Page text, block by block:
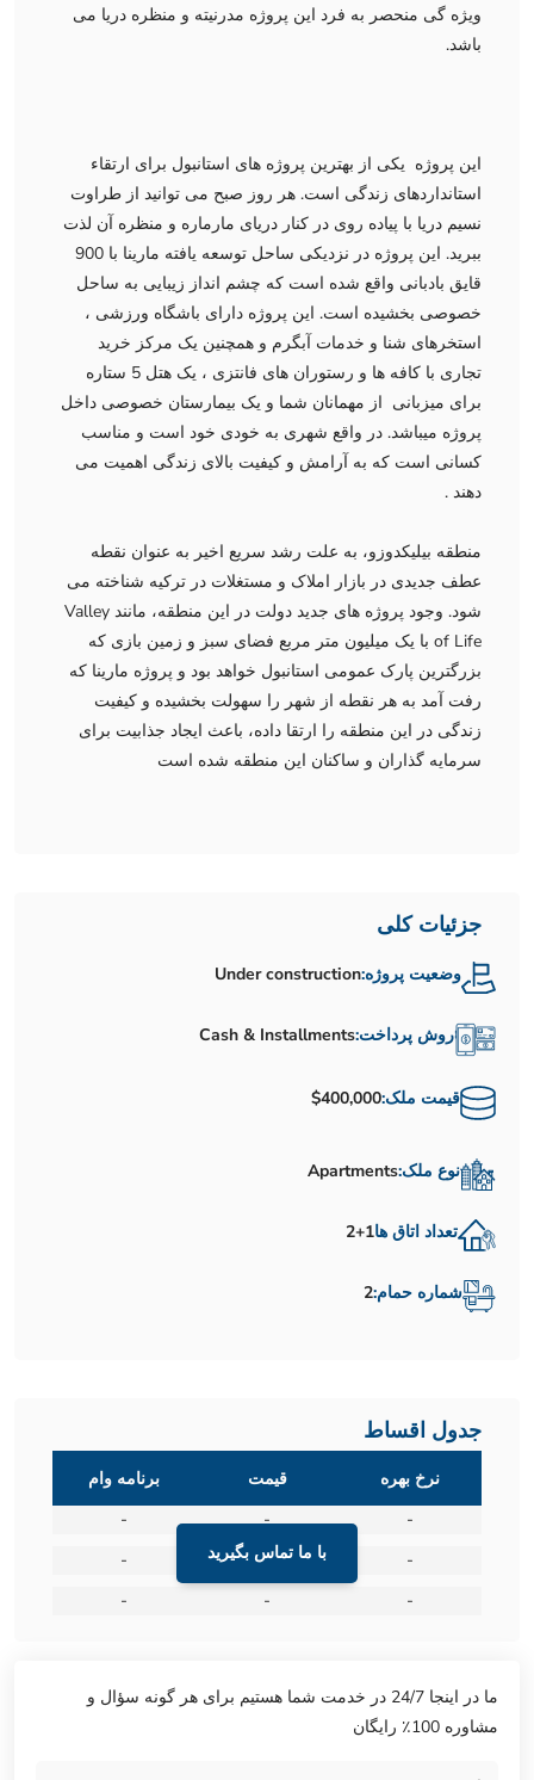
ویژه گی منحصر به فرد این پروژه مدرنیته و منظره دریا می
باشد.
این پروژه یکی از بهترین پروژه های استانبول برای ارتقاء
استانداردهای زندگی است. هر روز صبح می توانید از طراوت
نسیم دریا با پیاده روی در کنار دریای مارماره و منظره آن لذت
ببرید. این پروژه در نزدیکی ساحل توسعه یافته مارینا با 900
قایق بادبانی واقع شده است که چشم انداز زیبایی به ساحل
خصوصی بخشیده است. این پروژه دارای باشگاه ورزشی ،
استخرهای شنا و خدمات آبگرم و همچنین یک مرکز خرید
تجاری با کافه ها و رستوران های فانتزی ، یک هتل 5 ستاره
برای میزبانی از مهمانان شما و یک بیمارستان خصوصی داخل
پروژه میباشد. در واقع شهری به خودی خود است و مناسب
کسانی است که به آرامش و کیفیت بالای زندگی اهمیت می
دهند .
منطقه بیلیکدوزو، به علت رشد سریع اخیر به عنوان نقطه
عطف جدیدی در بازار املاک و مستغلات در ترکیه شناخته می
شود. وجود پروژه های جدید دولت در این منطقه، مانند Valley
of Life با یک میلیون متر مربع فضای سبز و زمین بازی که
بزرگترین پارک عمومی استانبول خواهد بود و پروژه مارینا که
رفت آمد به هر نقطه از شهر را سهولت بخشیده و کیفیت
زندگی در این منطقه را ارتقا داده، باعث ایجاد جذابیت برای
سرمایه گذاران و ساکنان این منطقه شده است
جزئیات کلی
وضعیت پروژه:Under construction
روش پرداخت:Cash & Installments
قیمت ملک:$400,000
نوع ملک:Apartments
تعداد اتاق ها2+1
شماره حمام:2
جدول اقساط
با ما تماس بگیرید
نرخ بهره قیمت
برنامه وام
-
-
-
-
-
-
-
-
-
ما در اینجا 24/7 در خدمت شما هستیم برای هر گونه سؤال و
مشاوره 100٪ رایگان